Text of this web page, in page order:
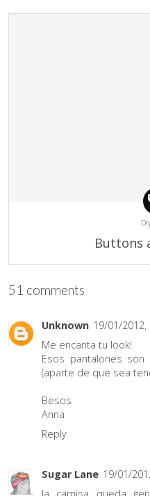
Buttons
51 comments
Unknown 19/01/2012,
Me encanta tu look!
Esos pantalones
(aparte de que sea
Besos
Anna
Reply
Sugar Lane 19/01/